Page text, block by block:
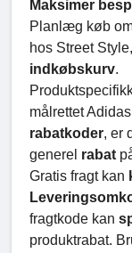
Maksimer
Planlæg køb
hos Street
indkøbskurv.
målrettet
rabatkoder, er
generel rabat
Gratis fragt kan
fragtkode kan
produktrabat.